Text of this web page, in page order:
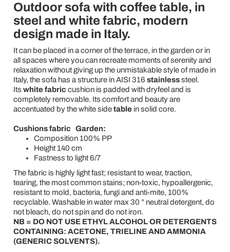
Outdoor sofa with coffee table, in
steel and white fabric, modern
design made in Italy.
It can be placed in a corner of the terrace, in the garden or in
all spaces where you can recreate moments of serenity and
relaxation without giving up the unmistakable style of made in
Italy, the sofa has a structure in AISI 316 stainlesssteel.
Its white fabric cushion is padded with dryfeel and is
completely removable. Its comfort and beauty are
accentuated by the white sidetablein solid core.
Cushions fabric
Garden:
Composition 100% PP
Height 140 cm
Fastness to light 6/7
The fabric is highly light fast; resistant to wear, traction,
tearing, the most common stains; non-toxic, hypoallergenic,
resistant to mold, bacteria, fungi and anti-mite, 100%
recyclable. Washable in water max 30 ° neutral detergent, do
not bleach, do not spin and do not iron.
NB = DO NOT USE ETHYL ALCOHOL OR DETERGENTS
CONTAINING: ACETONE, TRIELINE AND AMMONIA
(GENERIC SOLVENTS).